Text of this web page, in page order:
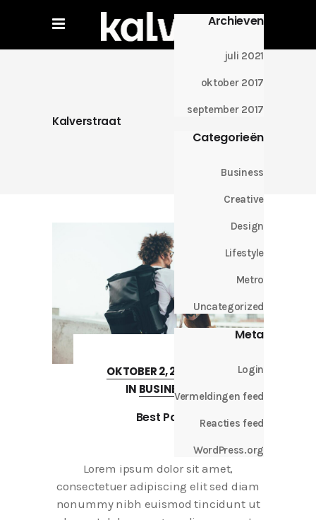
Archieven
juli 2021
oktober 2017
september 2017
Categorieën
Business
Creative
Design
Lifestyle
Metro
Uncategorized
Meta
Login
Vermeldingen feed
Reacties feed
WordPress.org
Kalverstraat
OKTOBER 2, 2017
IN BUSINESS
Best Pal
Lorem ipsum dolor sit amet,
consectetuer adipiscing elit sed diam
nonummy nibh euismod tincidunt ut